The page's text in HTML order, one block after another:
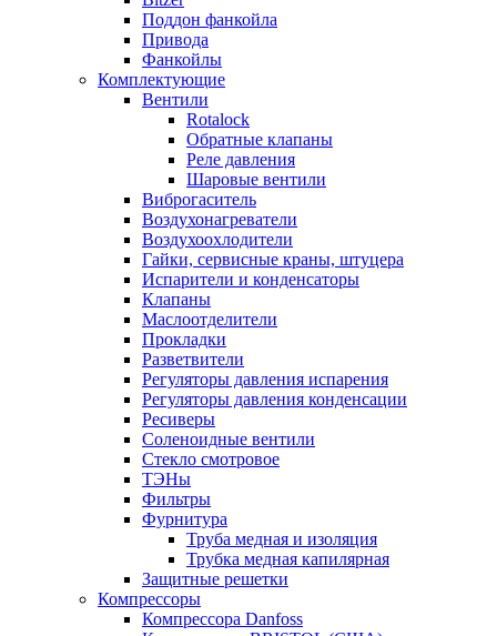
Поддон фанкойла
Привода
Фанкойлы
Комплектующие
Вентили
Rotalock
Обратные клапаны
Реле давления
Шаровые вентили
Виброгаситель
Воздухонагреватели
Воздухоохлодители
Гайки, сервисные краны, штуцера
Испарители и конденсаторы
Клапаны
Маслоотделители
Прокладки
Разветвители
Регуляторы давления испарения
Регуляторы давления конденсации
Ресиверы
Соленоидные вентили
Стекло смотровое
ТЭНы
Фильтры
Фурнитура
Труба медная и изоляция
Трубка медная капилярная
Защитные решетки
Компрессоры
Компрессора Danfoss